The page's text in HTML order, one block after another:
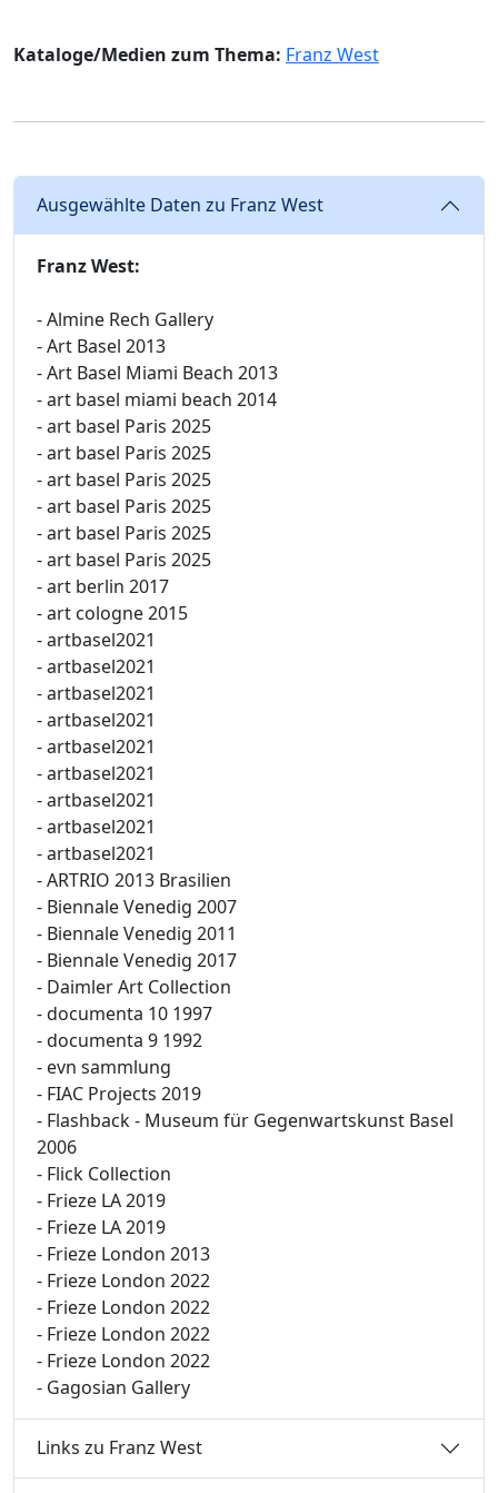
Kataloge/Medien zum Thema: Franz West
Ausgewählte Daten zu Franz West
Franz West:
- Almine Rech Gallery
- Art Basel 2013
- Art Basel Miami Beach 2013
- art basel miami beach 2014
- art basel Paris 2025
- art basel Paris 2025
- art basel Paris 2025
- art basel Paris 2025
- art basel Paris 2025
- art basel Paris 2025
- art berlin 2017
- art cologne 2015
- artbasel2021
- artbasel2021
- artbasel2021
- artbasel2021
- artbasel2021
- artbasel2021
- artbasel2021
- artbasel2021
- artbasel2021
- ARTRIO 2013 Brasilien
- Biennale Venedig 2007
- Biennale Venedig 2011
- Biennale Venedig 2017
- Daimler Art Collection
- documenta 10 1997
- documenta 9 1992
- evn sammlung
- FIAC Projects 2019
- Flashback - Museum für Gegenwartskunst Basel
2006
- Flick Collection
- Frieze LA 2019
- Frieze LA 2019
- Frieze London 2013
- Frieze London 2022
- Frieze London 2022
- Frieze London 2022
- Frieze London 2022
- Gagosian Gallery
Links zu Franz West